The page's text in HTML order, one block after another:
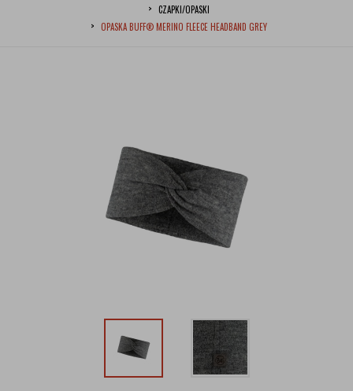
CZAPKI/OPASKI
OPASKA BUFF® MERINO FLEECE HEADBAND GREY